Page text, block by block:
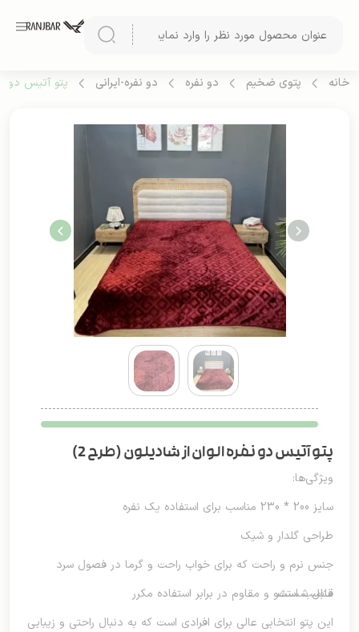
خانه پتوی ضخیم دو نفره دو نفره-ایرانی پتو آتیس دو
پتو آتیس دو نفره الوان از شادیلون (طرح 2)
ویژگی‌ها:
سایز 200 * 230 مناسب برای استفاده یک نفره
طراحی گلدار و شیک
جنس نرم و راحت که برای خواب راحت و گرما در فصول سرد
مناسب است
قابل شستشو و مقاوم در برابر استفاده مکرر
این پتو انتخابی عالی برای افرادی است که به دنبال راحتی و زیبایی